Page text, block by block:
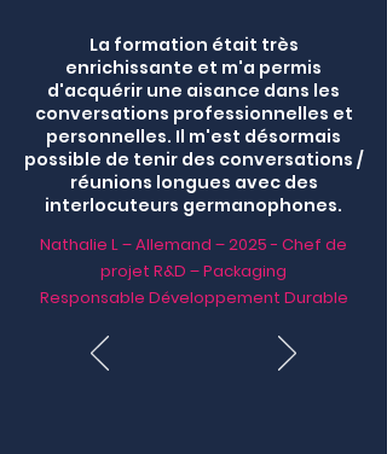
La formation était très
enrichissante et m'a permis
d'acquérir une aisance dans les
conversations professionnelles et
personnelles. Il m'est désormais
possible de tenir des conversations /
réunions longues avec des
interlocuteurs germanophones.
Nathalie L – Allemand – 2025 - Chef de
projet R&D – Packaging
Responsable Développement Durable